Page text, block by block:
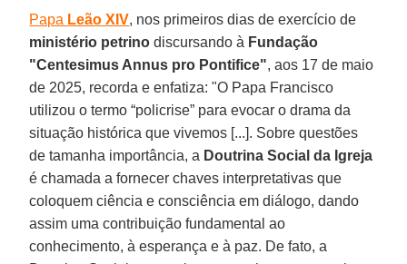
Papa Leão XIV, nos primeiros dias de exercício de
ministério petrino discursando à Fundação
"Centesimus Annus pro Pontifice", aos 17 de maio
de 2025, recorda e enfatiza: "O Papa Francisco
utilizou o termo “policrise” para evocar o drama da
situação histórica que vivemos [...]. Sobre questões
de tamanha importância, a Doutrina Social da Igreja
é chamada a fornecer chaves interpretativas que
coloquem ciência e consciência em diálogo, dando
assim uma contribuição fundamental ao
conhecimento, à esperança e à paz. De fato, a